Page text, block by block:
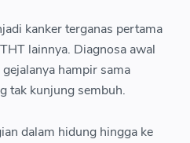
kanker terganas pertama
lainnya. Diagnosa awal
hampir sama
tak kunjung sembuh.
dalam hidung hingga ke